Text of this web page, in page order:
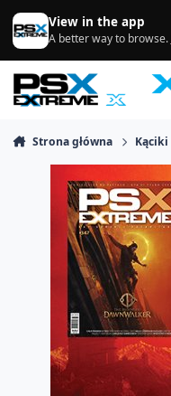
Skocz do zawartości
View in the app
A better way to browse.
Strona główna Kąciki